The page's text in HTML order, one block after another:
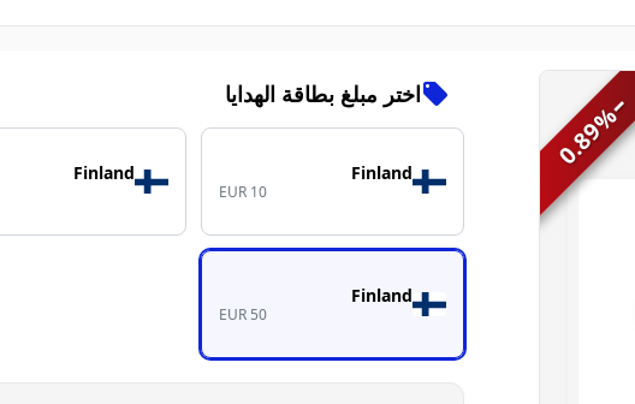
−
0.89
%
اختر مبلغ بطاقة الهدايا
Finland
EUR 10
Finland
Finland
EUR 50